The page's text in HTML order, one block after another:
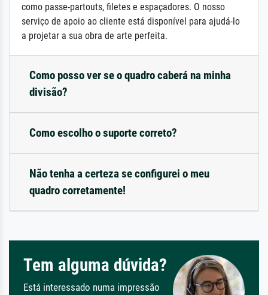
como passe-partouts, filetes e espaçadores. O nosso
serviço de apoio ao cliente está disponível para ajudá-lo
a projetar a sua obra de arte perfeita.
Como posso ver se o quadro caberá na minha
divisão?
Como escolho o suporte correto?
Não tenha a certeza se configurei o meu
quadro corretamente!
Tem alguma dúvida?
Está interessado numa impressão